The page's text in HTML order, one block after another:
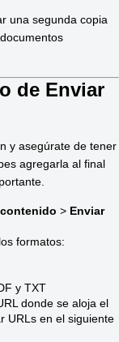
una segunda copia
de Enviar
y asegúrate de tener
agregarla al final
> Enviar
formatos:
y TXT
donde se aloja el
URLs en el siguiente